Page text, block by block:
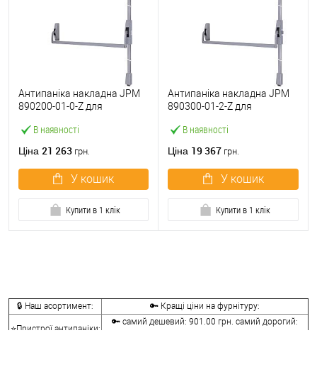
В наявності
Антипаніка накладна JPM
890200-01-0-Z для
Ціна 21 263 грн.
У кошик
Купити в 1 клік
В наявності
Антипаніка накладна JPM
890300-01-2-Z для
Ціна 19 367 грн.
У кошик
Купити в 1 клік
🔒 Наш асортимент: 🔑 Кращі ціни на фурнітуру:
⭐Пристрої антипаніки:
🔑 самий дешевий: 901.00 грн. самий дорогий: